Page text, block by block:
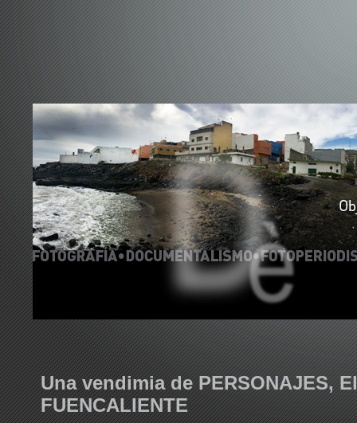
Una vendimia de PERSONAJES,
FUENCALIENTE